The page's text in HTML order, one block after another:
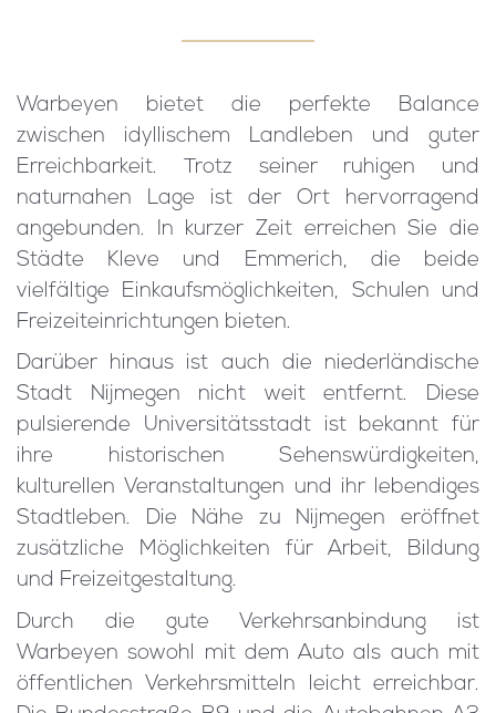
Warbeyen bietet die perfekte Balance
zwischen idyllischem Landleben und guter
Erreichbarkeit. Trotz seiner ruhigen und
naturnahen Lage ist der Ort hervorragend
angebunden. In kurzer Zeit erreichen Sie die
Städte Kleve und Emmerich, die beide
vielfältige Einkaufsmöglichkeiten, Schulen und
Freizeiteinrichtungen bieten.
Darüber hinaus ist auch die niederländische
Stadt Nijmegen nicht weit entfernt. Diese
pulsierende Universitätsstadt ist bekannt für
ihre historischen Sehenswürdigkeiten,
kulturellen Veranstaltungen und ihr lebendiges
Stadtleben. Die Nähe zu Nijmegen eröffnet
zusätzliche Möglichkeiten für Arbeit, Bildung
und Freizeitgestaltung.
Durch die gute Verkehrsanbindung ist
Warbeyen sowohl mit dem Auto als auch mit
öffentlichen Verkehrsmitteln leicht erreichbar.